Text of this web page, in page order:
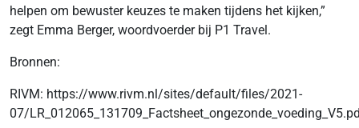
helpen om bewuster keuzes te maken tijdens het kijken,”
zegt Emma Berger, woordvoerder bij P1 Travel.
Bronnen:
RIVM: https://www.rivm.nl/sites/default/files/2021-
07/